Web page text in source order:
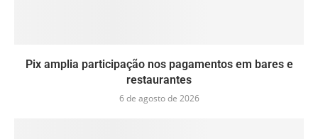
Pix amplia participação nos pagamentos em bares e
restaurantes
6 de agosto de 2026